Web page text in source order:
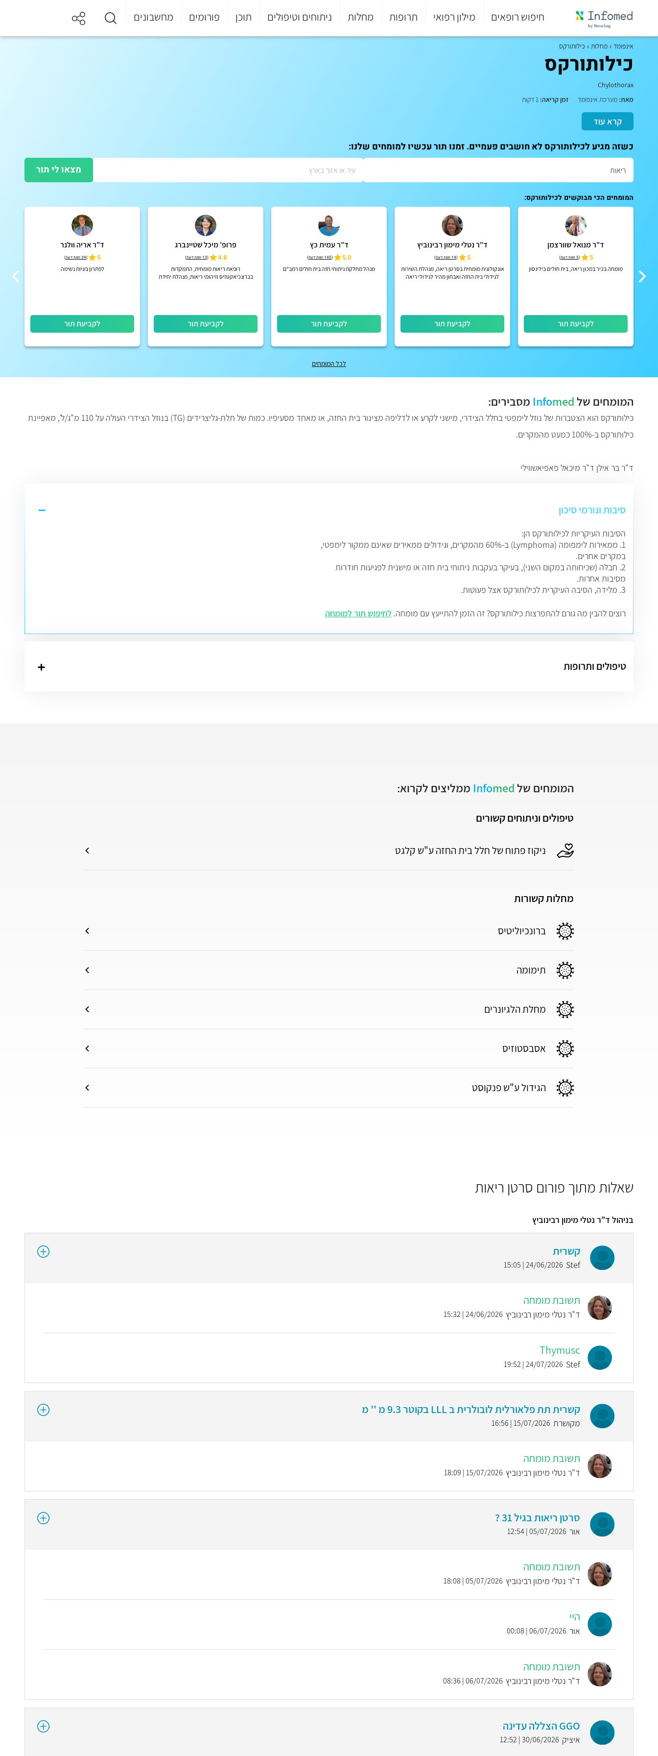
חיפוש רופאים מילון רפואי תרופות מחלות ניתוחים וטיפולים תוכן פורומים מחשבונים
סוף
אינפומד מחלות כילותורקס
כילותורקס
Chylothorax
מאת: מערכת אינפומד זמן קריאה:
קרא עוד
כשזה מגיע לכילותורקס לא חושבים פעמיים. זמנו תור עכשיו למומחים שלנו:
מצאו לי תור
המומחים הכי מבוקשים לכילותורקס:
ד"ר מנואל שוורצמן
5
(5 חוות דעת )
מומחה בכיר במכון ריאה, בית חולים בילינסון
לקביעת תור
ד"ר נטלי מימון רבינוביץ
5
(19 חוות דעת )
אונקולוגית מומחית בסרטן ריאה, מנהלת השירות
לגידולי בית החזה ואבחון מהיר לגידולי ריאה
לקביעת תור
ד"ר עמית כץ
5.0
(145 חוות דעת )
מנהל מחלקת ניתוחי חזה בית חולים רמב"ם
לקביעת תור
פרופ' מיכל שטיינברג
4.8
(13 חוות דעת )
רופאת ריאות מומחית, התמקדות
בברונכיאקטזיס וזיהומי ריאות, מנהלת יחידת
לקביעת תור
ד"ר אריה וולנר
5
(39 חוות דעת )
לפתרון בעיות נשימה
לקביעת תור
לכל המומחים
המומחים של Infomed מסבירים:
כילותורקס הוא הצטברות של נוזל לימפטי בחלל הצידרי, מישני לקרע או לדליפה מצינור בית החזה, או מאחד מסעיפיו. כמות של תלת-גליצרידים (TG) בנוזל הצידרי העולה על 110 מ"ג/ל', מאפיינת
כילותורקס ב-100% כמעט מהמקרים.
ד"ר בר אילן ד"ר מיכאל פאפיאשווילי
סיבות וגורמי סיכון
הסיבות העיקריות לכילותורקס הן:
1. ממאירות לימפומה (Lymphoma) ב-60% מהמקרים, וגידולים ממאירים שאינם ממקור לימפטי,
במקרים אחרים.
2. חבלה (שכיחותה במקום השני), בעיקר בעקבות ניתוחי בית חזה או מישנית לפגיעות חודרות
מסיבות אחרות.
3. מלידה, הסיבה העיקרית לכילותורקס אצל פעוטות.
רוצים להבין מה גורם להתפרצות כילותורקס? זה הזמן להתייעץ עם מומחה. לחיפוש תור למומחה
טיפולים ותרופות
המומחים של Infomed ממליצים לקרוא:
טיפולים וניתוחים קשורים
ניקוז פתוח של חלל בית החזה ע"ש קלגט
מחלות קשורות
ברונכיוליטיס
תימומה
מחלת הלגיונרים
אסבסטוזיס
הגידול ע"ש פנקוסט
שאלות מתוך פורום סרטן ריאות
בניהול ד"ר נטלי מימון רבינוביץ
קשרית
Stef
24/06/2026 | 15:05
תשובת מומחה
ד"ר נטלי מימון רבינוביץ 24/06/2026 | 15:32
Thymusc
Stef
24/07/2026 | 19:52
קשרית תת פלאורלית לובולרית ב LLL בקוטר 9.3 מ '' מ
מקושרת 15/07/2026 | 16:56
תשובת מומחה
ד"ר נטלי מימון רבינוביץ 15/07/2026 | 18:09
סרטן ריאות בגיל 31 ?
אור 05/07/2026 | 12:54
תשובת מומחה
ד"ר נטלי מימון רבינוביץ 05/07/2026 | 18:08
היי
אור 06/07/2026 | 00:08
תשובת מומחה
ד"ר נטלי מימון רבינוביץ 06/07/2026 | 08:36
GGO הצללה עדינה
איציק 30/06/2026 | 12:52